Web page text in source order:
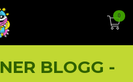
0
BLOGG -